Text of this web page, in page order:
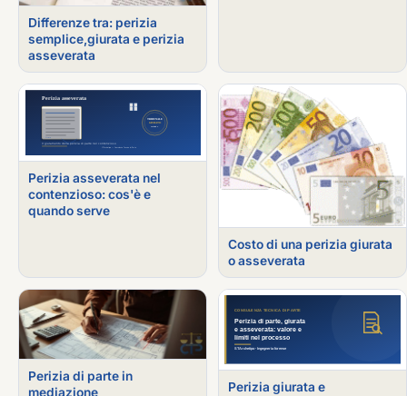
Differenze tra: perizia
semplice,giurata e perizia
asseverata
Perizia asseverata nel
contenzioso: cos'è e
quando serve
Costo di una perizia giurata
o asseverata
Perizia di parte in
mediazione
Perizia giurata e